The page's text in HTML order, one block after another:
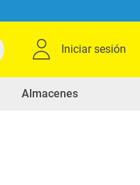
Iniciar sesión
Almacenes